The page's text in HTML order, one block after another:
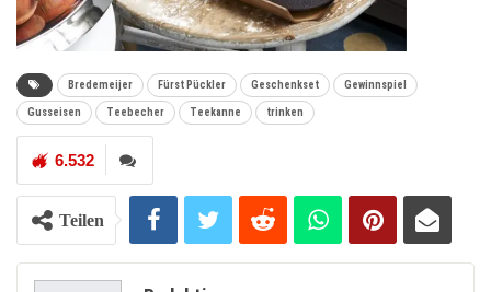
Bredemeijer Fürst Pückler Geschenkset Gewinnspiel
Gusseisen Teebecher Teekanne trinken
6.532
Teilen